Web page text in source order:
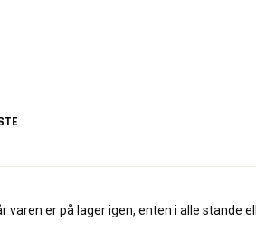
er på lager igen, enten i alle stande